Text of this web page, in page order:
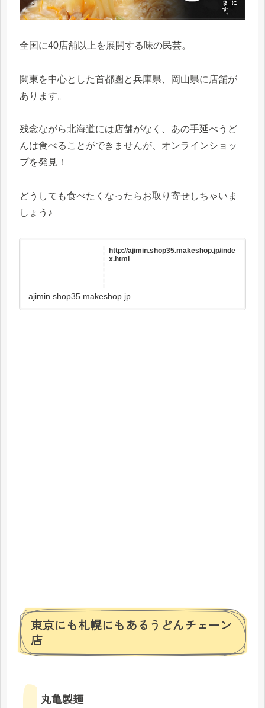
全国に40店舗以上を展開する味の民芸。
関東を中心とした首都圏と兵庫県、岡山県に店舗が
あります。
残念ながら北海道には店舗がなく、あの手延べうど
んは食べることができませんが、オンラインショッ
プを発見！
どうしても食べたくなったらお取り寄せしちゃいま
しょう♪
http://ajimin.shop35.makeshop.jp/inde
x.html
ajimin.shop35.makeshop.jp
東京にも札幌にもあるうどんチェーン
店
丸亀製麺